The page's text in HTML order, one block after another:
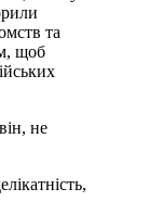
та
щоб
не